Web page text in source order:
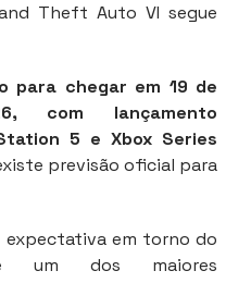
Theft Auto VI segue
para chegar em 19 de
com lançamento
5 e Xbox Series
previsão oficial para
expectativa em torno do
um dos maiores